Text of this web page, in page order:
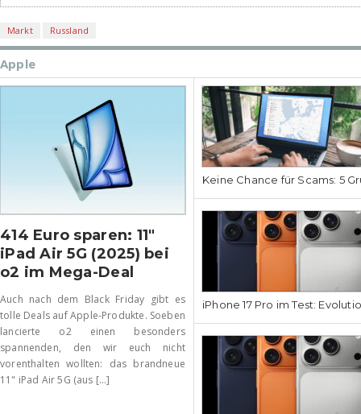
Markt Russland
Apple
414 Euro sparen: 11″
iPad Air 5G (2025) bei
o2 im Mega-Deal
Auch nach dem Black Friday gibt es
tolle Deals auf Apple-Produkte. Soeben
lancierte o2 einen besonders
spannenden, den wir euch nicht
vorenthalten wollten: das brandneue
11" iPad Air 5G (aus [...]
Keine Chance für Scams: 5
iPhone 17 Pro im Test: